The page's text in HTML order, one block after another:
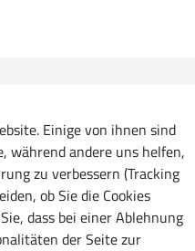
Einige von ihnen sind
während andere uns helfen,
zu verbessern (Tracking
ob Sie die Cookies
dass bei einer Ablehnung
der Seite zur